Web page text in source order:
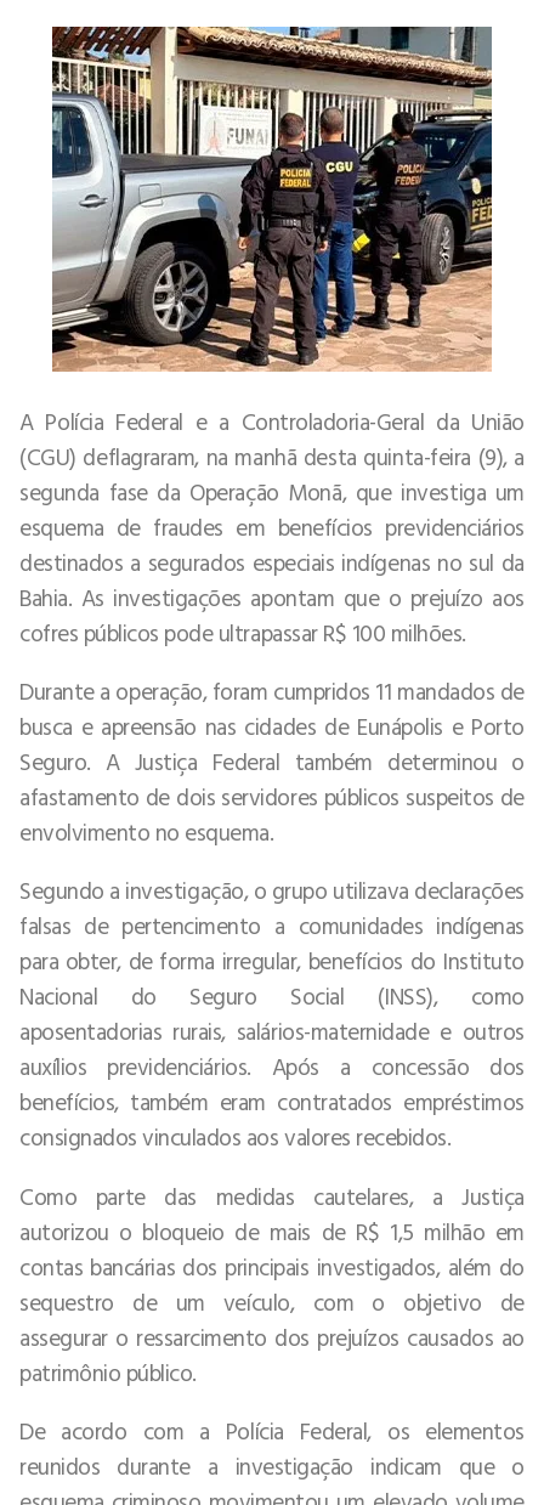
A Polícia Federal e a Controladoria-Geral da União
(CGU) deflagraram, na manhã desta quinta-feira (9), a
segunda fase da Operação Monã, que investiga um
esquema de fraudes em benefícios previdenciários
destinados a segurados especiais indígenas no sul da
Bahia. As investigações apontam que o prejuízo aos
cofres públicos pode ultrapassar R$ 100 milhões.
Durante a operação, foram cumpridos 11 mandados de
busca e apreensão nas cidades de Eunápolis e Porto
Seguro. A Justiça Federal também determinou o
afastamento de dois servidores públicos suspeitos de
envolvimento no esquema.
Segundo a investigação, o grupo utilizava declarações
falsas de pertencimento a comunidades indígenas
para obter, de forma irregular, benefícios do Instituto
Nacional do Seguro Social (INSS), como
aposentadorias rurais, salários-maternidade e outros
auxílios previdenciários. Após a concessão dos
benefícios, também eram contratados empréstimos
consignados vinculados aos valores recebidos.
Como parte das medidas cautelares, a Justiça
autorizou o bloqueio de mais de R$ 1,5 milhão em
contas bancárias dos principais investigados, além do
sequestro de um veículo, com o objetivo de
assegurar o ressarcimento dos prejuízos causados ao
patrimônio público.
De acordo com a Polícia Federal, os elementos
reunidos durante a investigação indicam que o